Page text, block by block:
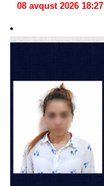
08 avqust 2026 18:27